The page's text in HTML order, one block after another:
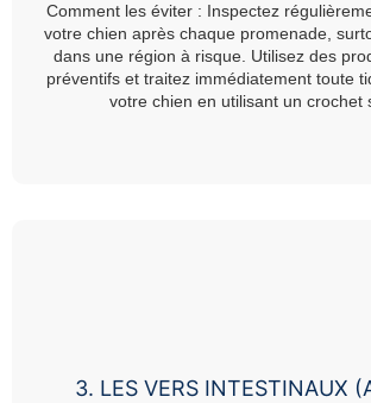
Comment les éviter : Inspectez
votre chien après chaque promenade,
dans une région à risque. Utilisez des
préventifs et traitez immédiatement toute
votre chien en utilisant un crochet
3. LES VERS INTESTINAUX